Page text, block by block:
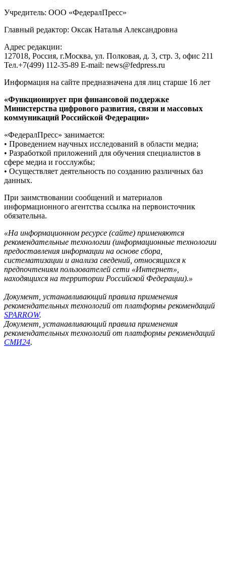
Учредитель: ООО «ФедералПресс»
Главный редактор: Оксак Наталья Александровна
Адрес редакции:
127018, Россия, г.Москва, ул. Полковая, д. 3, стр. 3, офис 211
Тел.+7(499) 112-35-89 E-mail: news@fedpress.ru
Информация на сайте предназначена для лиц старше 16 лет
«Функционирует при финансовой поддержке
Министерства цифрового развития, связи и массовых
коммуникаций Российской Федерации»
«ФедералПресс» занимается:
• Проведением научных исследований в области медиа;
• Разработкой приложений для обучения специалистов в
сфере медиа и госслужбы;
• Осуществляет деятельность по созданию различных баз
данных.
При заимствовании сообщений и материалов
информационного агентства ссылка на первоисточник
обязательна.
«На информационном ресурсе (сайте) применяются
рекомендательные технологии (информационные технологии
предоставления информации на основе сбора,
систематизации и анализа сведений, относящихся к
предпочтениям пользователей сети «Интернет»,
находящихся на территории Российской Федерации).»
Документ, устанавливающий правила применения
рекомендательных технологий от платформы рекомендаций
SPARROW.
Документ, устанавливающий правила применения
рекомендательных технологий от платформы рекомендаций
СМИ24.